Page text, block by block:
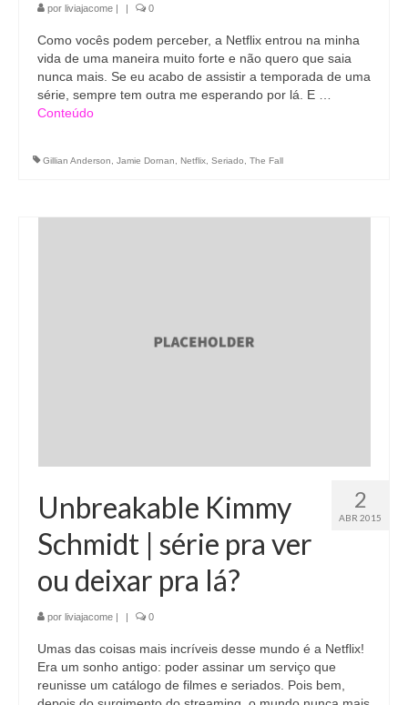
por liviajacome 0
Como vocês podem perceber, a Netflix entrou na minha
vida de uma maneira muito forte e não quero que saia
nunca mais. Se eu acabo de assistir a temporada de uma
série, sempre tem outra me esperando por lá. E …
Conteúdo
Gillian Anderson, Jamie Dornan, Netflix, Seriado, The Fall
2
ABR 2015
Unbreakable Kimmy
Schmidt | série pra ver
ou deixar pra lá?
por liviajacome | | 0
Umas das coisas mais incríveis desse mundo é a Netflix!
Era um sonho antigo: poder assinar um serviço que
reunisse um catálogo de filmes e seriados. Pois bem,